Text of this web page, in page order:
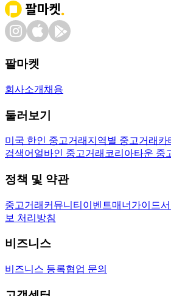
팔마켓
회사소개 채용
둘러보기
미국 한인 중고거래 지역별 중고거래 카
검색어 얼바인 중고거래 코리아타운 중
정책 및 약관
중고거래 커뮤니티 이벤트매너가이드
보 처리방침
비즈니스
비즈니스 등록협업 문의